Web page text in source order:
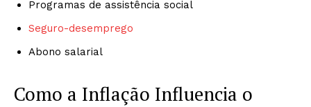
Programas de assistência social
Seguro-desemprego
Abono salarial
Como a Inflação Influencia o